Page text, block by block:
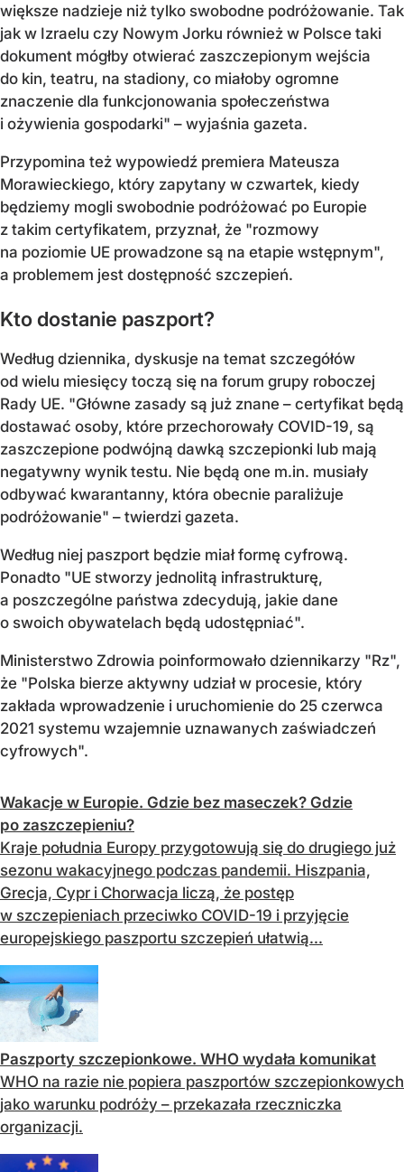
większe nadzieje niż tylko swobodne podróżowanie. Tak
jak w Izraelu czy Nowym Jorku również w Polsce taki
dokument mógłby otwierać zaszczepionym wejścia
do kin, teatru, na stadiony, co miałoby ogromne
znaczenie dla funkcjonowania społeczeństwa
i ożywienia gospodarki" – wyjaśnia gazeta.
Przypomina też wypowiedź premiera Mateusza
Morawieckiego, który zapytany w czwartek, kiedy
będziemy mogli swobodnie podróżować po Europie
z takim certyfikatem, przyznał, że "rozmowy
na poziomie UE prowadzone są na etapie wstępnym",
a problemem jest dostępność szczepień.
Kto dostanie paszport?
Według dziennika, dyskusje na temat szczegółów
od wielu miesięcy toczą się na forum grupy roboczej
Rady UE. "Główne zasady są już znane – certyfikat będą
dostawać osoby, które przechorowały COVID-19, są
zaszczepione podwójną dawką szczepionki lub mają
negatywny wynik testu. Nie będą one m.in. musiały
odbywać kwarantanny, która obecnie paraliżuje
podróżowanie" – twierdzi gazeta.
Według niej paszport będzie miał formę cyfrową.
Ponadto "UE stworzy jednolitą infrastrukturę,
a poszczególne państwa zdecydują, jakie dane
o swoich obywatelach będą udostępniać".
Ministerstwo Zdrowia poinformowało dziennikarzy "Rz",
że "Polska bierze aktywny udział w procesie, który
zakłada wprowadzenie i uruchomienie do 25 czerwca
2021 systemu wzajemnie uznawanych zaświadczeń
cyfrowych".
Wakacje w Europie. Gdzie bez maseczek? Gdzie
po zaszczepieniu?
Kraje południa Europy przygotowują się do drugiego już
sezonu wakacyjnego podczas pandemii. Hiszpania,
Grecja, Cypr i Chorwacja liczą, że postęp
w szczepieniach przeciwko COVID-19 i przyjęcie
europejskiego paszportu szczepień ułatwią...
Paszporty szczepionkowe. WHO wydała komunikat
WHO na razie nie popiera paszportów szczepionkowych
jako warunku podróży – przekazała rzeczniczka
organizacji.